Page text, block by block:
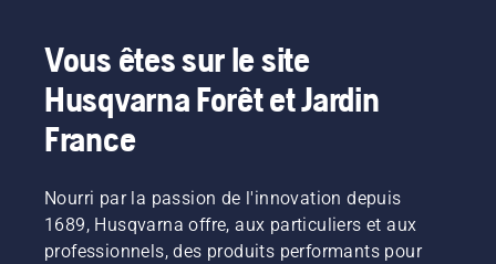
produits
alimentés
par
est
considérablement
réduit.
batterie
Husqvarna.
Une
batterie
garantit
une
installation
Vous êtes sur le site
Husqvarna Forêt et Jardin
France
Nourri par la passion de l'innovation depuis
1689, Husqvarna offre, aux particuliers et aux
professionnels, des produits performants pour